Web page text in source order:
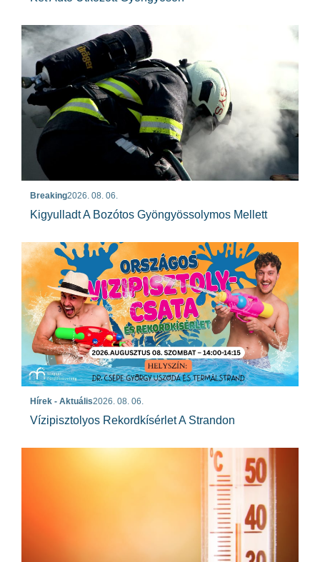
Breaking2026. 08. 06.
Kigyulladt A Bozótos Gyöngyössolymos Mellett
Hírek - Aktuális2026. 08. 06.
Vízipisztolyos Rekordkísérlet A Strandon